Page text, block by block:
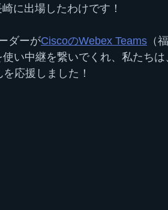
に出場したわけです！
ダーがCiscoのWebex Teams （
い中継を繋いでくれ、私たちは
応援しました！